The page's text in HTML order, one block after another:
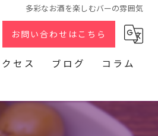
多彩なお酒を楽しむバーの雰囲気
お問い合わせはこちら
クセス ブログ コラム